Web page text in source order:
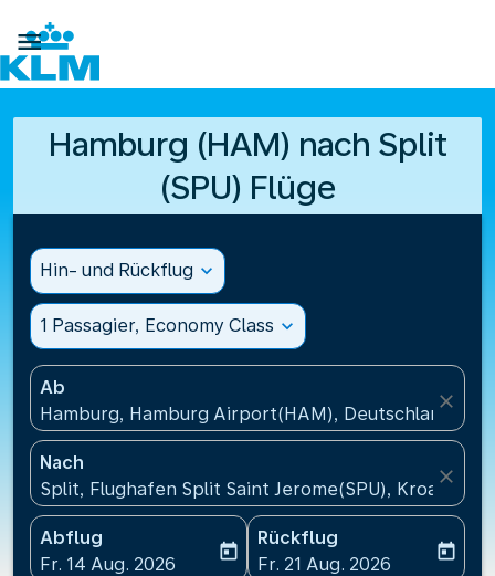

Hamburg (HAM) nach Split
(SPU) Flüge
Hin- und Rückflug expand_more
1 Passagier, Economy Class expand_more
Ab
Hamburg, Hamburg Airport(HAM), Deutschland
close
Nach
Split, Flughafen Split Saint Jerome(SPU), Kroatien
close
Abflug
fc-booking-departure-date-aria-label
Fr. 14 Aug. 2026
today
Rückflug
fc-booking-return-date-
Fr. 21 Aug. 2026
today